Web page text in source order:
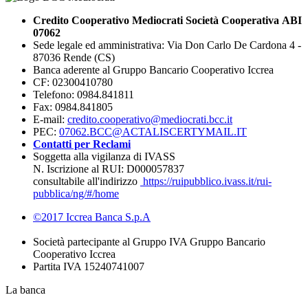
Credito Cooperativo Mediocrati Società Cooperativa ABI
07062
Sede legale ed amministrativa: Via Don Carlo De Cardona 4 -
87036 Rende (CS)
Banca aderente al Gruppo Bancario Cooperativo Iccrea
CF: 02300410780
Telefono: 0984.841811
Fax: 0984.841805
E-mail: credito.cooperativo@mediocrati.bcc.it
PEC: 07062.BCC@ACTALISCERTYMAIL.IT
Contatti per Reclami
Soggetta alla vigilanza di IVASS
N. Iscrizione al RUI: D000057837
consultabile all'indirizzo https://ruipubblico.ivass.it/rui-
pubblica/ng/#/home
©2017 Iccrea Banca S.p.A
Società partecipante al Gruppo IVA Gruppo Bancario
Cooperativo Iccrea
Partita IVA 15240741007
La banca